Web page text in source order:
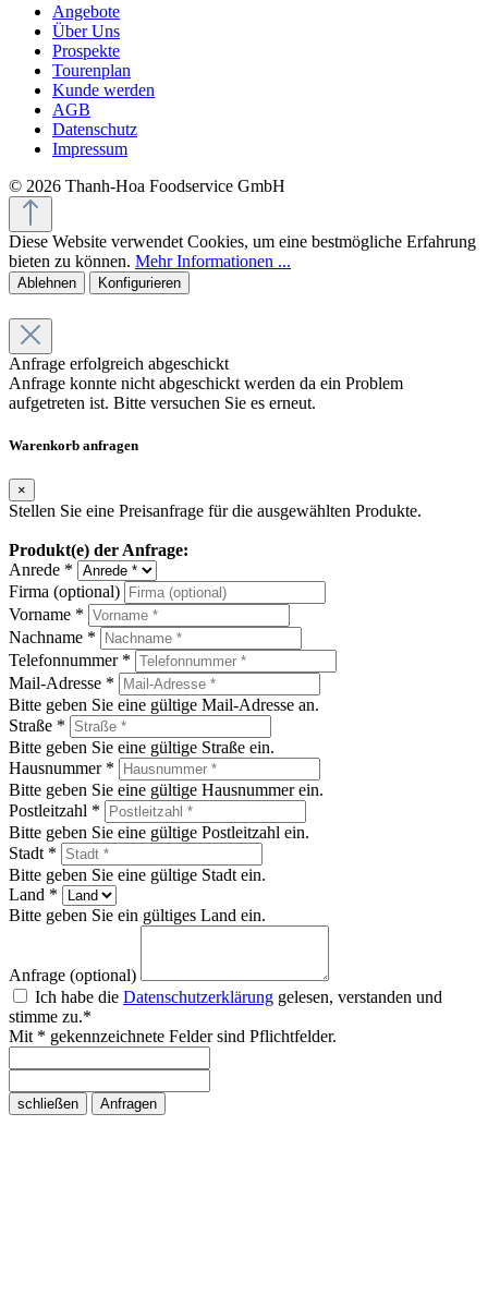
Angebote
Über Uns
Prospekte
Tourenplan
Kunde werden
AGB
Datenschutz
Impressum
© 2026 Thanh-Hoa Foodservice GmbH
Diese Website verwendet Cookies, um eine bestmögliche Erfahrung
bieten zu können. Mehr Informationen ...
Ablehnen Konfigurieren
Anfrage erfolgreich abgeschickt
Anfrage konnte nicht abgeschickt werden da ein Problem
aufgetreten ist. Bitte versuchen Sie es erneut.
Warenkorb anfragen
×
Stellen Sie eine Preisanfrage für die ausgewählten Produkte.
Produkt(e) der Anfrage:
Anrede *
Firma (optional)
Vorname *
Nachname *
Telefonnummer *
Mail-Adresse *
Bitte geben Sie eine gültige Mail-Adresse an.
Straße *
Bitte geben Sie eine gültige Straße ein.
Hausnummer *
Bitte geben Sie eine gültige Hausnummer ein.
Postleitzahl *
Bitte geben Sie eine gültige Postleitzahl ein.
Stadt *
Bitte geben Sie eine gültige Stadt ein.
Land *
Bitte geben Sie ein gültiges Land ein.
Anfrage (optional)
Ich habe die Datenschutzerklärung gelesen, verstanden und
stimme zu.*
Mit * gekennzeichnete Felder sind Pflichtfelder.
schließen Anfragen